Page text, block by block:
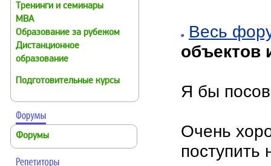
Тренинги и семинары
MBA
Образование за рубежом
Дистанционное
образование
Подготовительные курсы
Форумы
Весь
объектов
Я бы
Очень
поступить